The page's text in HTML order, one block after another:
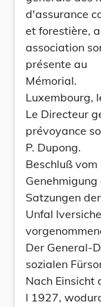
d'assurance
et forestière,
association
présente au
Mémorial.
Luxembourg,
Le Directeur
prévoyance
P. Dupong.
Beschluß
Satzungen
Unfal
Der General-
sozialen
Nach Einsicht
l 1927,